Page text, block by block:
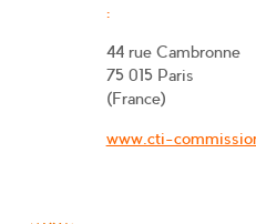
:
44 rue Cambronne
75 015 Paris
(France)
www.cti-